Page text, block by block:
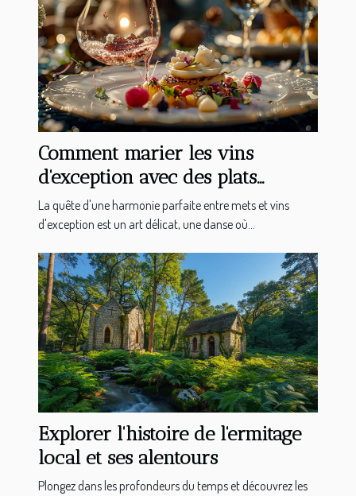
Comment marier les vins
d'exception avec des plats
gastronomiques
La quête d'une harmonie parfaite entre mets et vins
d'exception est un art délicat, une danse où...
Explorer l'histoire de l'ermitage
local et ses alentours
Plongez dans les profondeurs du temps et découvrez les